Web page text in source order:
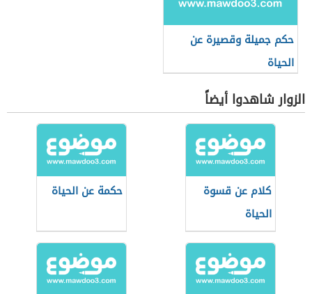
حكم جميلة وقصيرة عن
الحياة
الزوار شاهدوا أيضاً
كلام عن قسوة
الحياة
حكمة عن الحياة